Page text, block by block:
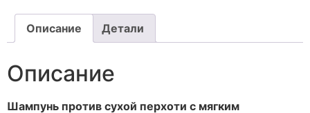
Описание Детали
Описание
Шампунь против сухой перхоти с мягким